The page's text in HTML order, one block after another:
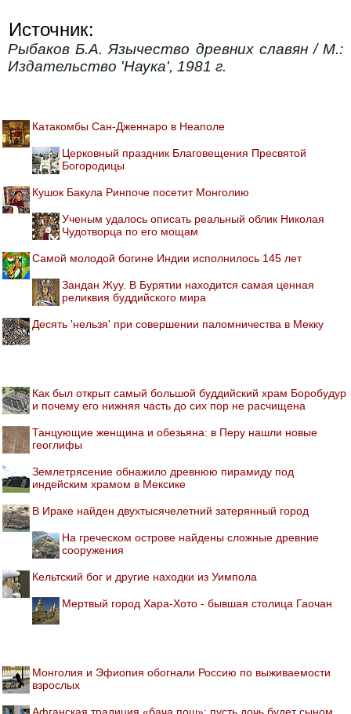
Источник:
Рыбаков Б.А. Язычество древних славян / М.:
Издательство 'Наука', 1981 г.
Катакомбы Сан-Дженнаро в Неаполе
Церковный праздник Благовещения Пресвятой
Богородицы
Кушок Бакула Ринпоче посетит Монголию
Ученым удалось описать реальный облик Николая
Чудотворца по его мощам
Самой молодой богине Индии исполнилось 145 лет
Зандан Жуу. В Бурятии находится самая ценная
реликвия буддийского мира
Десять 'нельзя' при совершении паломничества в Мекку
Как был открыт самый большой буддийский храм Боробудур
и почему его нижняя часть до сих пор не расчищена
Танцующие женщина и обезьяна: в Перу нашли новые
геоглифы
Землетрясение обнажило древнюю пирамиду под
индейским храмом в Мексике
В Ираке найден двухтысячелетний затерянный город
На греческом острове найдены сложные древние
сооружения
Кельтский бог и другие находки из Уимпола
Мертвый город Хара-Хото - бывшая столица Гаочан
Монголия и Эфиопия обогнали Россию по выживаемости
взрослых